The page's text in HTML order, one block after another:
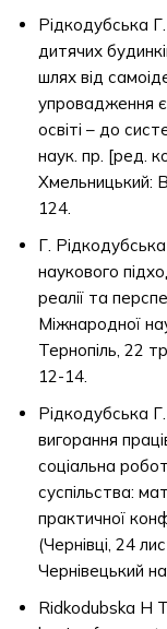
Рідкодубська
дитячих
шлях від
упровадження
освіті – до
наук. пр. [ред.
Хмельницький:
124.
Г.
наукового
реалії та
Міжнародної
Тернопіль, 22
12-14.
Рідкодубська
вигорання
соціальна
суспільства:
практичної
(Чернівці, 24
Чернівецький
Ridkodubska Н